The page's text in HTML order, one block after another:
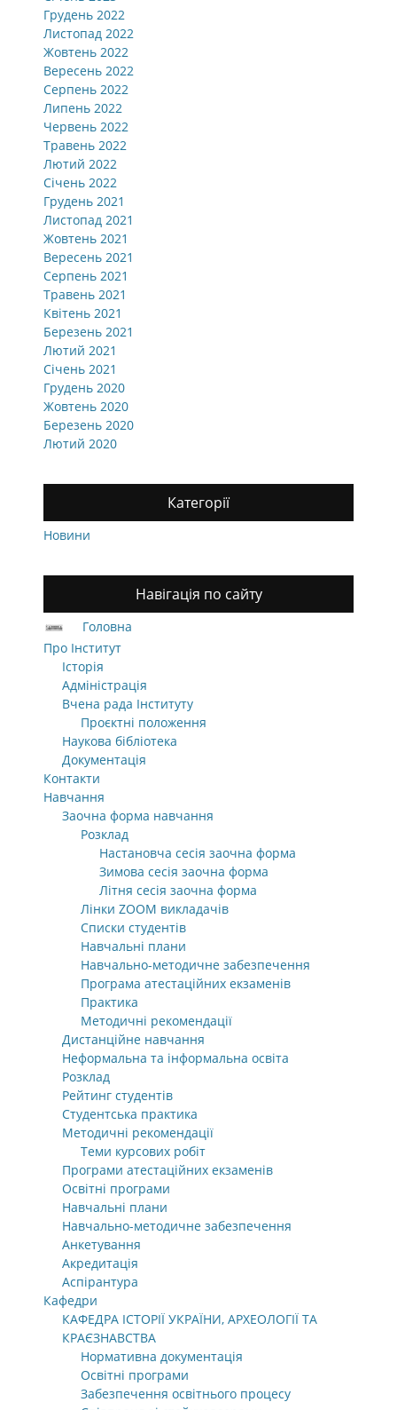
Грудень 2022
Листопад 2022
Жовтень 2022
Вересень 2022
Серпень 2022
Липень 2022
Червень 2022
Травень 2022
Лютий 2022
Січень 2022
Грудень 2021
Листопад 2021
Жовтень 2021
Вересень 2021
Серпень 2021
Травень 2021
Квітень 2021
Березень 2021
Лютий 2021
Січень 2021
Грудень 2020
Жовтень 2020
Березень 2020
Лютий 2020
Категорії
Новини
Навігація по сайту
Головна
Про Інститут
Історія
Адміністрація
Вчена рада Інституту
Проєктні положення
Наукова бібліотека
Документація
Контакти
Навчання
Заочна форма навчання
Розклад
Настановча сесія заочна форма
Зимова сесія заочна форма
Літня сесія заочна форма
Лінки ZOOM викладачів
Списки студентів
Навчальні плани
Навчально-методичне забезпечення
Програма атестаційних екзаменів
Практика
Методичні рекомендації
Дистанційне навчання
Неформальна та інформальна освіта
Розклад
Рейтинг студентів
Студентська практика
Методичні рекомендації
Теми курсових робіт
Програми атестаційних екзаменів
Освітні програми
Навчальні плани
Навчально-методичне забезпечення
Анкетування
Акредитація
Аспірантура
Кафедри
КАФЕДРА ІСТОРІЇ УКРАЇНИ, АРХЕОЛОГІЇ ТА
КРАЄЗНАВСТВА
Нормативна документація
Освітні програми
Забезпечення освітнього процесу